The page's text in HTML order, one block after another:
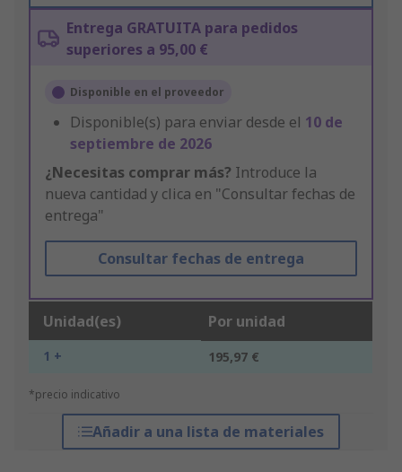
Entrega GRATUITA para pedidos
superiores a 95,00 €
Disponible en el proveedor
Disponible(s) para enviar desde el 10 de
septiembre de 2026
¿Necesitas comprar más? Introduce la
nueva cantidad y clica en "Consultar fechas de
entrega"
Consultar fechas de entrega
Unidad(es) Por unidad
1 + 195,97 €
*precio indicativo
Añadir a una lista de materiales